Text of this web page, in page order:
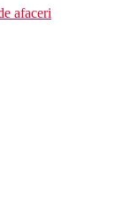
afaceri